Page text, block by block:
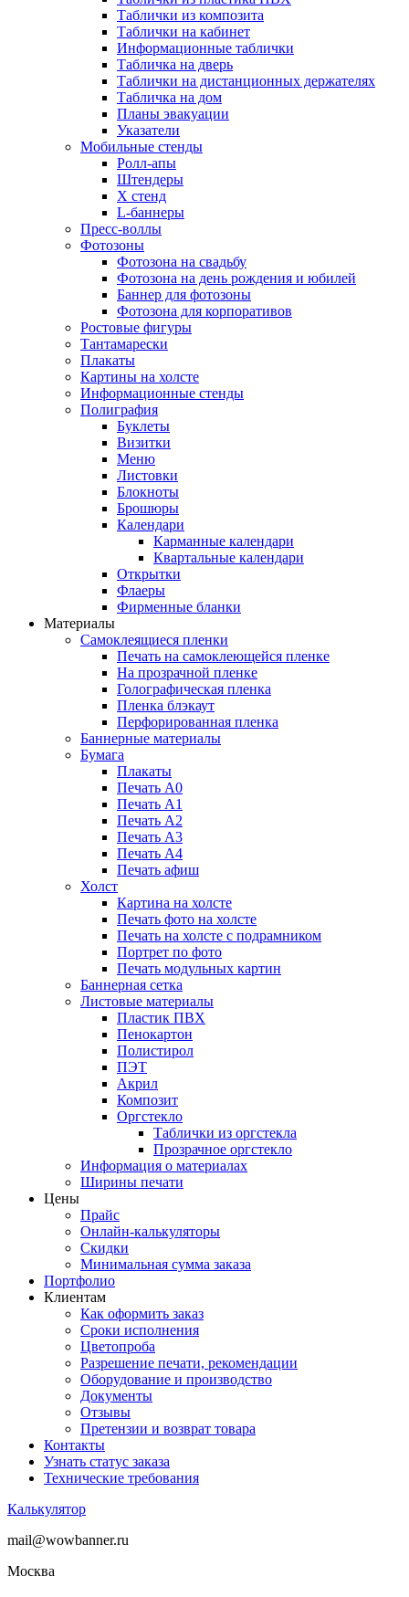
Таблички из композита
Таблички на кабинет
Информационные таблички
Табличка на дверь
Таблички на дистанционных держателях
Табличка на дом
Планы эвакуации
Указатели
Мобильные стенды
Ролл-апы
Штендеры
Х стенд
L-баннеры
Пресс-воллы
Фотозоны
Фотозона на свадьбу
Фотозона на день рождения и юбилей
Баннер для фотозоны
Фотозона для корпоративов
Ростовые фигуры
Тантамарески
Плакаты
Картины на холсте
Информационные стенды
Полиграфия
Буклеты
Визитки
Меню
Листовки
Блокноты
Брошюры
Календари
Карманные календари
Квартальные календари
Открытки
Флаеры
Фирменные бланки
Материалы
Самоклеящиеся пленки
Печать на самоклеющейся пленке
На прозрачной пленке
Голографическая пленка
Пленка блэкаут
Перфорированная пленка
Баннерные материалы
Бумага
Плакаты
Печать А0
Печать А1
Печать А2
Печать А3
Печать А4
Печать афиш
Холст
Картина на холсте
Печать фото на холсте
Печать на холсте с подрамником
Портрет по фото
Печать модульных картин
Баннерная сетка
Листовые материалы
Пластик ПВХ
Пенокартон
Полистирол
ПЭТ
Акрил
Композит
Оргстекло
Таблички из оргстекла
Прозрачное оргстекло
Информация о материалах
Ширины печати
Цены
Прайс
Онлайн-калькуляторы
Скидки
Минимальная сумма заказа
Портфолио
Клиентам
Как оформить заказ
Сроки исполнения
Цветопроба
Разрешение печати, рекомендации
Оборудование и производство
Документы
Отзывы
Претензии и возврат товара
Контакты
Узнать статус заказа
Технические требования
Калькулятор
mail@wowbanner.ru
Москва